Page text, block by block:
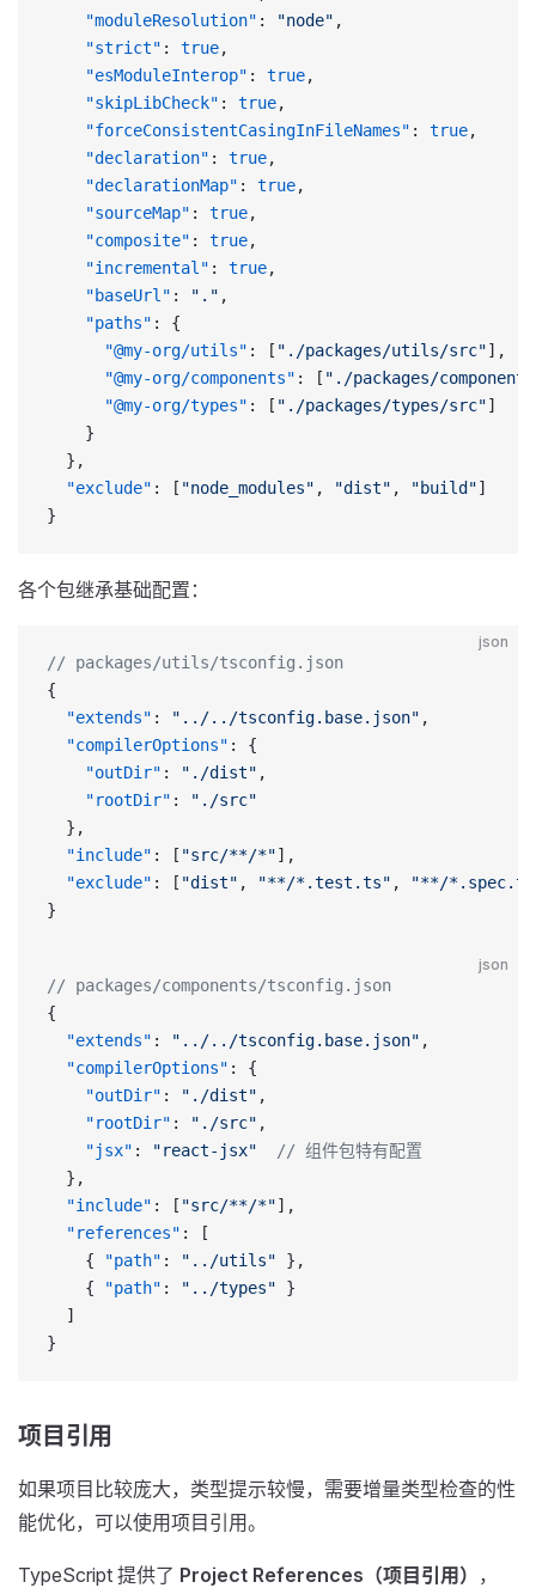
    "moduleResolution"
: "node" ,
    "strict"
: true,
    "esModuleInterop"
: true,
    "skipLibCheck"
: true,
    "forceConsistentCasingInFileNames"
: true,
    "declaration"
: true,
    "declarationMap"
: true,
    "sourceMap"
: true,
    "composite"
: true,
    "incremental"
: true,
    "baseUrl"
: "." ,
    "paths"
: {
      "@my-org/utils"
: [ "./packages/utils/src"],
      "@my-org/components"
: [ "./packages/
      "@my-org/types"
: [ "./packages/types/src"]
    }
  },
  "exclude"
: [ "node_modules" , "dist" , "build"]
}
各个包继承基础配置：
json
// packages/utils/tsconfig.json
{
  "extends"
: "../../tsconfig.base.json" ,
  "compilerOptions"
: {
    "outDir"
: "./dist" ,
    "rootDir"
:
"./src"
  },
  "include"
: [ "src/**/*"],
  "exclude"
: [ "dist" , "**/*.test.ts" ,
"**/
}
json
// packages/components/tsconfig.json
{
  "extends"
: "../../tsconfig.base.json" ,
  "compilerOptions"
: {
    "outDir"
: "./dist" ,
    "rootDir"
: "./src" ,
    "jsx"
: "react-jsx"
  // 组件包特有配置
  },
  "include"
: [ "src/**/*"],
  "references"
: [
    {
"path" : "../utils" },
    {
"path" : "../types" }
  ]
}
项目引用
如果项目比较庞大，类型提示较慢，需要增量类型检查的性
能优化，可以使用项目引用。
TypeScript 提供了 Project References（项目引用） ，